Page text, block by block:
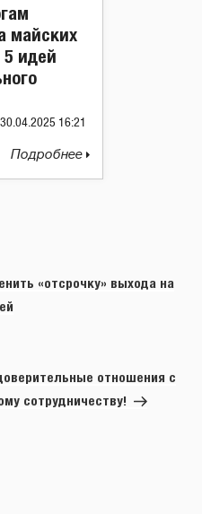
майских
идей
30.04.2025 16:21
Подробнее
«отсрочку» выхода на
отношения с
сотрудничеству!